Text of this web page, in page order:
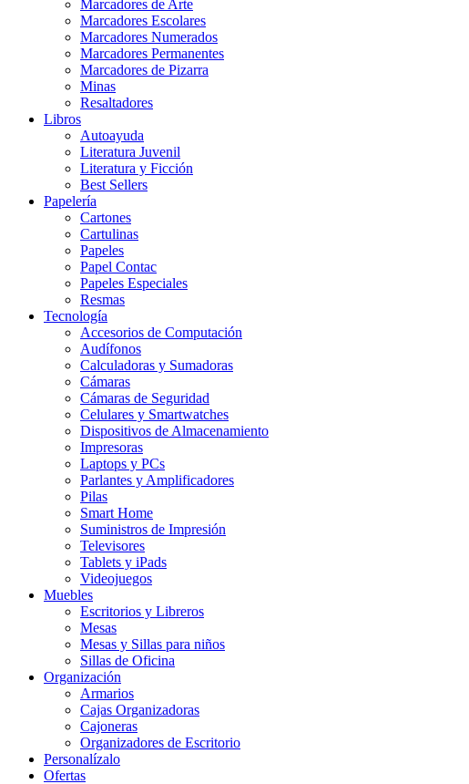
Marcadores de Arte
Marcadores Escolares
Marcadores Numerados
Marcadores Permanentes
Marcadores de Pizarra
Minas
Resaltadores
Libros
Autoayuda
Literatura Juvenil
Literatura y Ficción
Best Sellers
Papelería
Cartones
Cartulinas
Papeles
Papel Contac
Papeles Especiales
Resmas
Tecnología
Accesorios de Computación
Audífonos
Calculadoras y Sumadoras
Cámaras
Cámaras de Seguridad
Celulares y Smartwatches
Dispositivos de Almacenamiento
Impresoras
Laptops y PCs
Parlantes y Amplificadores
Pilas
Smart Home
Suministros de Impresión
Televisores
Tablets y iPads
Videojuegos
Muebles
Escritorios y Libreros
Mesas
Mesas y Sillas para niños
Sillas de Oficina
Organización
Armarios
Cajas Organizadoras
Cajoneras
Organizadores de Escritorio
Personalízalo
Ofertas